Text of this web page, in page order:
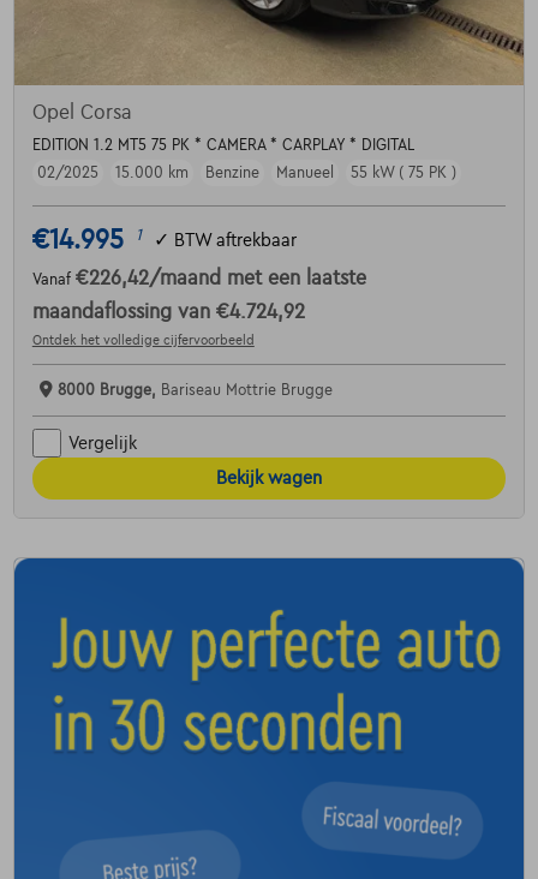
Opel Corsa
EDITION 1.2 MT5 75 PK * CAMERA * CARPLAY * DIGITAL
02/2025
15.000 km Benzine Manueel 55 kW ( 75 PK )
€14.995 1 ✓ BTW aftrekbaar
Vanaf €226,42/maand met een laatste
maandaflossing van €4.724,92
Ontdek het volledige cijfervoorbeeld
8000 Brugge, Bariseau Mottrie Brugge
Vergelijk
Bekijk wagen